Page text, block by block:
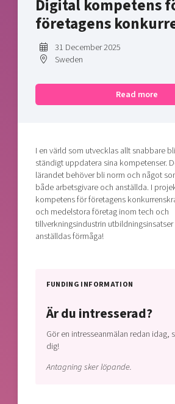
Shaping cities and regions
Bright East
Current offers and activities
Upscaling
Talent & skills
Startup & industry collaboration
Our community of companies
Projects
Publications
Project toolbox
Reach out to us
Locations
Today's lunch in Mjärdevi
Digital kompetens
företagens
31 December 2025
Sweden
Read more
I en värld som utvecklas allt snabbare
ständigt uppdatera sina kompetenser.
lärandet behöver bli norm och något
både arbetsgivare och anställda. I
kompetens för företagens
och medelstora företag inom tech och
tillverkningsindustrin
anställdas förmåga!
FUNDING INFORMATION
Är du intresserad?
Gör en intresseanmälan redan idag,
dig!
Antagning sker löpande.